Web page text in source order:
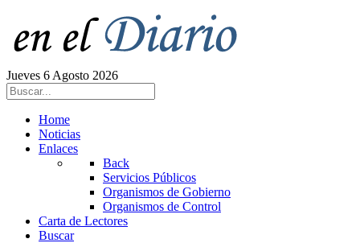
Jueves 6 Agosto 2026
Home
Noticias
Enlaces
Back
Servicios Públicos
Organismos de Gobierno
Organismos de Control
Carta de Lectores
Buscar